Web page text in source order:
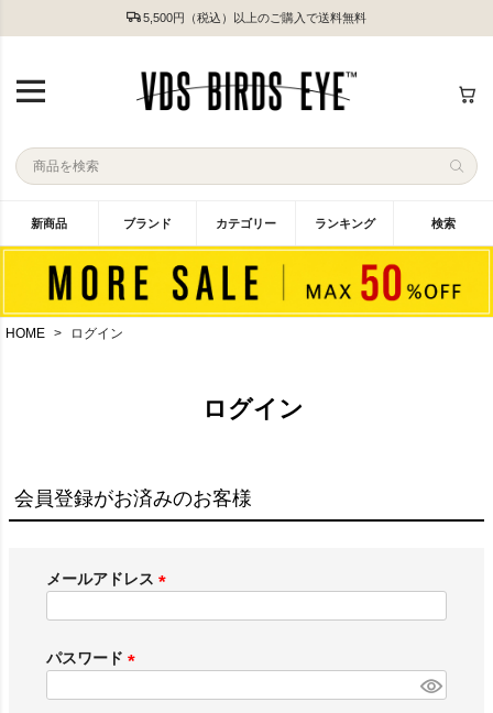
5,500円（税込）以上のご購入で送料無料
新商品 ブランド カテゴリー ランキング 検索
HOME ログイン
ログイン
会員登録がお済みのお客様
メールアドレス
)
パスワード